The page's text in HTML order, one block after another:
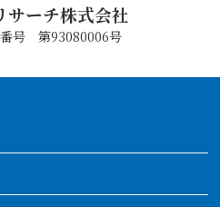
サーチ株式会社
号 第93080006号